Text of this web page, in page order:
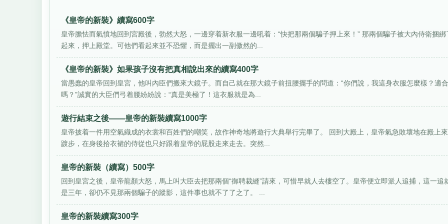
《皇帝的新裝》續寫600字
皇帝膽怯而氣憤地回到宮殿後，勃然大怒，一邊穿着新衣服一邊吼着：“快把那兩個騙子押上來！” 那兩個騙子被大內侍衛捆綁
起來，押上殿堂。可他們看起來並不恐懼，而是擺出一副傲然的...
《皇帝的新裝》如果孩子沒有把真相說出來的續寫400字
當愚蠢的皇帝回到皇宮，他叫內臣們搬來大鏡子。而自己就在那大鏡子前扭腰擺手的問道：“你們說，我這身衣服怎麼樣？適
嗎？”誠實的大臣們弓着腰紛紛說：“真是美極了！這衣服就是為...
遊行結束之後——皇帝的新裝續寫1000字
皇帝披着一件用空氣織成的衣裳和百姓們的嘲笑，故作神奇地將遊行大典舉行完畢了。 回到大殿上，皇帝氣急敗壞地在殿上
踱步，在身後拾衣裙的侍從也只好跟着皇帝的屁股走來走去。突然...
皇帝的新裝（續寫）500字
回到皇宮之後，皇帝龍顏大怒，馬上叫大臣去把那兩個“御聘裁縫”請來，可惜早就人去樓空了。皇帝便立即派人追捕，這一追
是三年，卻仍不見那兩個騙子的蹤影，這件事也就不了了之了。 ...
皇帝的新裝續寫300字